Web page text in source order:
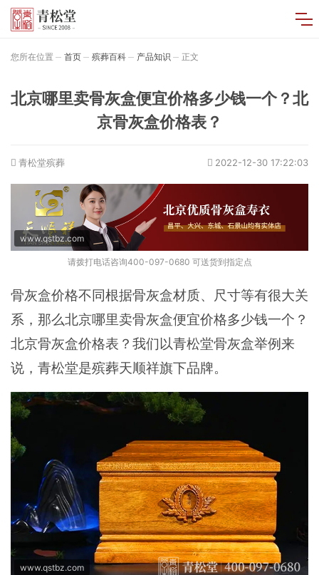
您所在位置 首页 殡葬百科 产品知识 正文
北京哪里卖骨灰盒便宜价格多少钱一个？北
京骨灰盒价格表？
青松堂殡葬 2022-12-30 17:22:03
请拨打电话咨询400-097-0680 可送货到指定点
www.qstbz.com
骨灰盒价格不同根据骨灰盒材质、尺寸等有很大关
系，那么北京哪里卖骨灰盒便宜价格多少钱一个？
北京骨灰盒价格表？我们以青松堂骨灰盒举例来
说，青松堂是殡葬天顺祥旗下品牌。
www.qstbz.com